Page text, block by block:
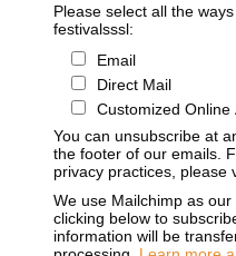
Please select all the
festivalsssl:
Email
Direct Mail
Customized Online
You can unsubscribe at
the footer of our emails.
privacy practices, please
We use Mailchimp as
clicking below to
information will be